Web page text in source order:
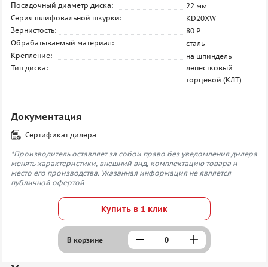
Посадочный диаметр диска:
22 мм
Серия шлифовальной шкурки:
KD20XW
Зернистость:
80 P
Обрабатываемый материал:
сталь
Крепление:
на шпиндель
Тип диска:
лепестковый
торцевой (КЛТ)
Документация
Сертификат дилера
*Производитель оставляет за собой право без уведомления дилера
менять характеристики, внешний вид, комплектацию товара и
место его производства. Указанная информация не является
публичной офертой
Купить в 1 клик
В корзине